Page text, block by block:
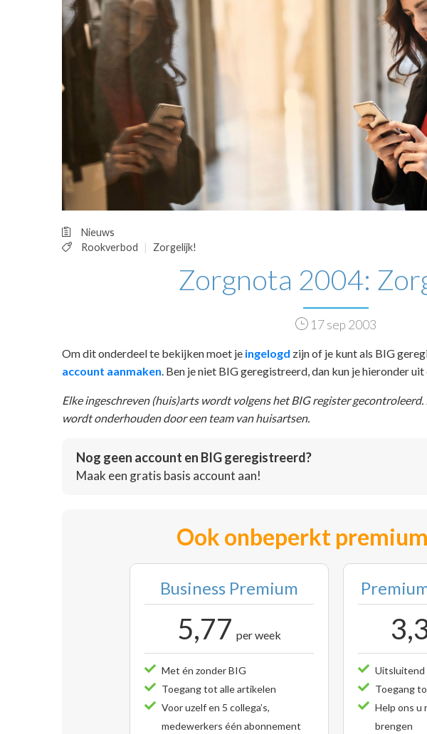
HUISARTSENPOST
PRAKTIJKZAKEN
VPHUISARTSEN
MEDISCHE VAKHANDEL
REGISTRATIE
Nieuws
Rookverbod
Zorgelijk!
Zorgnota 2004:
17 sep 2003
Om dit onderdeel te bekijken moet je ingelogd zijn of je kunt als BIG
account aanmaken . Ben je niet BIG geregistreerd, dan kun je hieronder
Elke ingeschreven (huis)arts wordt volgens het BIG register
wordt onderhouden door een team van huisartsen.
Nog geen account en BIG geregistreerd?
Maak een gratis basis account aan!
Ook onbeperkt
Business Premium
5,77 per week
Met én zonder BIG
Toegang tot alle artikelen
Voor uzelf en 5 collega’s,
medewerkers één abonnement
Uitsluitend
Toegang
Help ons u
brengen